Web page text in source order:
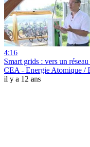
4:16
Smart grids : vers un
CEA - Energie Atomique /
il y a 12 ans